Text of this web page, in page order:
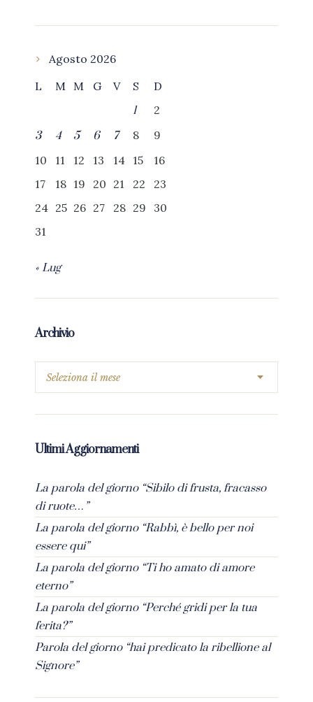
Agosto 2026
L
M M G V S
D
1
2
3
4 5 6 7 8
9
10
11 12 13 14 15
16
17
18 19 20 21 22
23
24 25 26 27 28 29
30
31
« Lug
Archivio
Ultimi Aggiornamenti
La parola del giorno “Sibilo di frusta, fracasso
di ruote…”
La parola del giorno “Rabbì, è bello per noi
essere qui”
La parola del giorno “Ti ho amato di amore
eterno”
La parola del giorno “Perché gridi per la tua
ferita?”
Parola del giorno “hai predicato la ribellione al
Signore”